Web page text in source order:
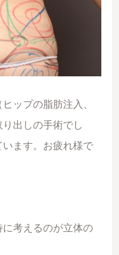
ップの脂肪注入、
出しの手術でし
ます。お疲れ様で
考えるのが立体の